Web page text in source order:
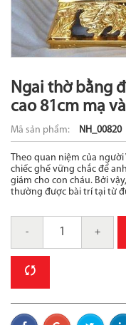
Ngai thờ bằng
cao 81cm mạ
Mã sản phẩm: NH_00820
Theo quan niệm của
chiếc ghế vững chắc để
giám cho con cháu. Bởi
thường được bài trí tại từ
- +